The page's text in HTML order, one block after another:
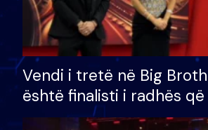
Vendi i tretë në Big
është finalisti i radhës